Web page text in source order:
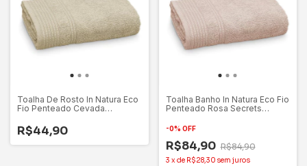
Toalha De Rosto In Natura Eco
Fio Penteado Cevada
R$44,90
Toalha Banho In Natura Eco Fio
Penteado Rosa Secrets
-0% OFF
R$84,90 R$84,90
3 x de R$28,30 sem juros